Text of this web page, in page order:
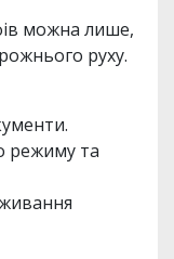
можна лише,
руху.
режиму та